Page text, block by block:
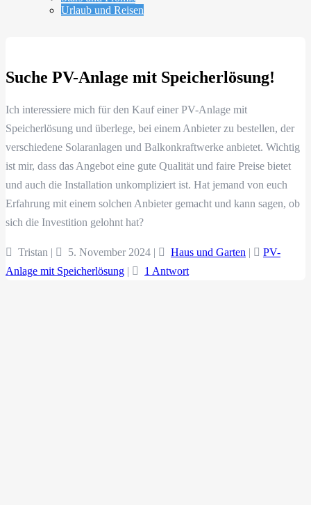
Urlaub und Reisen
Suche PV-Anlage mit Speicherlösung!
Ich interessiere mich für den Kauf einer PV-Anlage mit
Speicherlösung und überlege, bei einem Anbieter zu bestellen, der
verschiedene Solaranlagen und Balkonkraftwerke anbietet. Wichtig
ist mir, dass das Angebot eine gute Qualität und faire Preise bietet
und auch die Installation unkompliziert ist. Hat jemand von euch
Erfahrung mit einem solchen Anbieter gemacht und kann sagen, ob
sich die Investition gelohnt hat?
Tristan | 5. November 2024 | Haus und Garten |
PV-
Anlage mit Speicherlösung | 1 Antwort